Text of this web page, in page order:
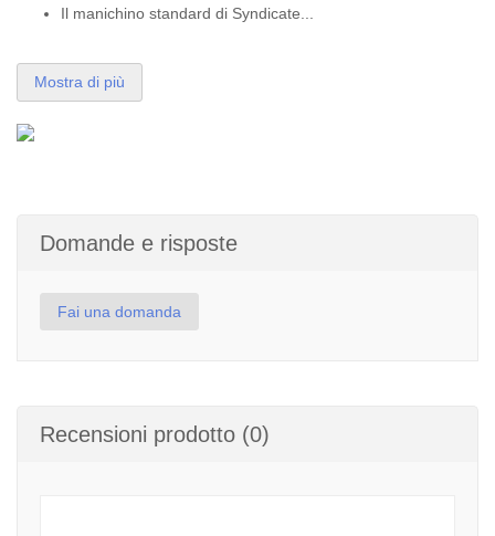
Il manichino standard di Syndicate...
Mostra di più
Domande e risposte
Fai una domanda
Recensioni prodotto (0)